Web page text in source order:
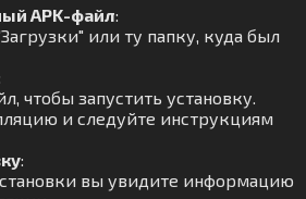
APK-файл:
или ту папку, куда был
чтобы запустить установку.
и следуйте инструкциям
:
вы увидите информацию